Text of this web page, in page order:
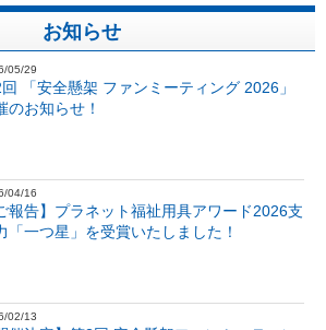
お知らせ
05/29
「安全懸架 ファンミーティング 2026」
のお知らせ！
04/16
報告】プラネット福祉用具アワード2026支
「一つ星」を受賞いたしました！
02/13